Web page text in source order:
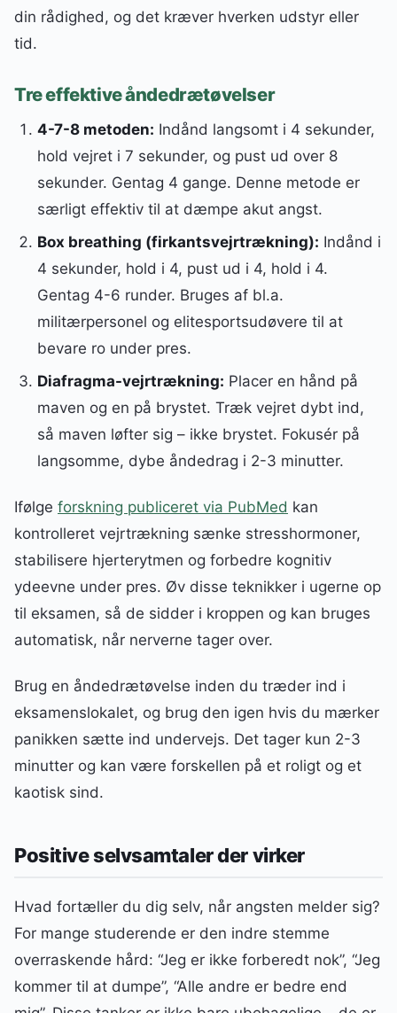
din rådighed, og det kræver hverken udstyr eller
tid.
Tre effektive åndedrætøvelser
4-7-8 metoden: Indånd langsomt i 4 sekunder,
hold vejret i 7 sekunder, og pust ud over 8
sekunder. Gentag 4 gange. Denne metode er
særligt effektiv til at dæmpe akut angst.
Box breathing (firkantsvejrtrækning): Indånd i
4 sekunder, hold i 4, pust ud i 4, hold i 4.
Gentag 4-6 runder. Bruges af bl.a.
militærpersonel og elitesportsudøvere til at
bevare ro under pres.
Diafragma-vejrtrækning: Placer en hånd på
maven og en på brystet. Træk vejret dybt ind,
så maven løfter sig – ikke brystet. Fokusér på
langsomme, dybe åndedrag i 2-3 minutter.
Ifølge forskning publiceret via PubMed kan
kontrolleret vejrtrækning sænke stresshormoner,
stabilisere hjerterytmen og forbedre kognitiv
ydeevne under pres. Øv disse teknikker i ugerne op
til eksamen, så de sidder i kroppen og kan bruges
automatisk, når nerverne tager over.
Brug en åndedrætøvelse inden du træder ind i
eksamenslokalet, og brug den igen hvis du mærker
panikken sætte ind undervejs. Det tager kun 2-3
minutter og kan være forskellen på et roligt og et
kaotisk sind.
Positive selvsamtaler der virker
Hvad fortæller du dig selv, når angsten melder sig?
For mange studerende er den indre stemme
overraskende hård: “Jeg er ikke forberedt nok”, “Jeg
kommer til at dumpe”, “Alle andre er bedre end